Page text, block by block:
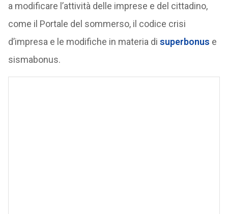
a modificare l’attività delle imprese e del cittadino,
come il Portale del sommerso, il codice crisi
d’impresa e le modifiche in materia di superbonus e
sismabonus.